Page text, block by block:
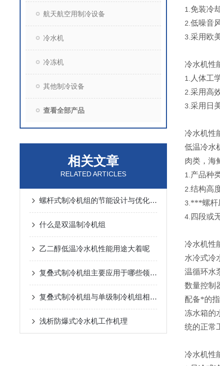
航天航空用制冷设备
冷水机
冷冻机
其他制冷设备
查看全部产品
相关文章
RELATED ARTICLES
螺杆式制冷机组的节能设计与优化策略
什么是双温制冷机组
乙二醇低温冷水机性能用途大着呢
复叠式制冷机组主要应用于哪些领域？
复叠式制冷机组与单级制冷机组相比有哪些优势？
浅析​防爆式冷水机工作机理
1. 免装冷
2. 低噪音
3. 采用欧
冷水机性
1. 人体工
2. 采用高
3. 采用日
冷水机性
低温冷水
肉类，海
1. 产品种
2. 结构高
3. ***螺杆
4. 四段或
冷水机性
水冷式冷
温循环水
数量控制
配备*的
冻水箱的
统的正常
冷水机性